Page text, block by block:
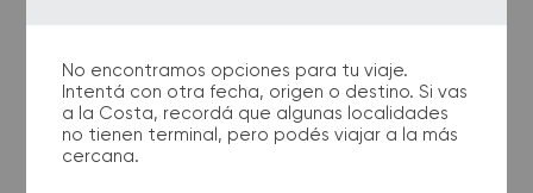
No encontramos opciones para tu viaje.
Intentá con otra fecha, origen o destino. Si vas
a la Costa, recordá que algunas localidades
no tienen terminal, pero podés viajar a la más
cercana.
¿Dónde quedan las
terminales de micro de Mar
del Plata a La Ensenada?